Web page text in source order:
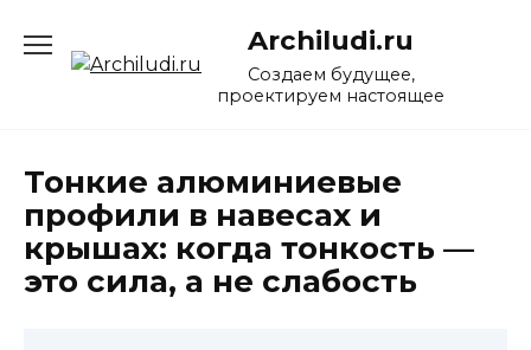
содержанию
Archiludi.ru
Создаем будущее,
проектируем настоящее
Тонкие алюминиевые
профили в навесах и
крышах: когда тонкость —
это сила, а не слабость